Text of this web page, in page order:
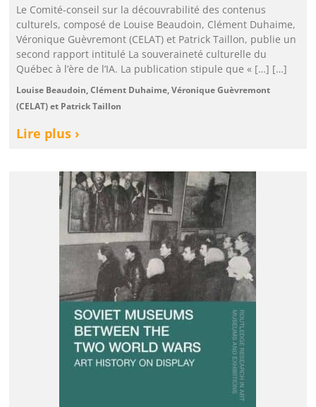
Le Comité-conseil sur la découvrabilité des contenus
culturels, composé de Louise Beaudoin, Clément Duhaime,
Véronique Guèvremont (CELAT) et Patrick Taillon, publie un
second rapport intitulé La souveraineté culturelle du
Québec à l’ère de l’IA. La publication stipule que « […] […]
Louise Beaudoin, Clément Duhaime, Véronique Guèvremont
(CELAT) et Patrick Taillon
Lire plus ›